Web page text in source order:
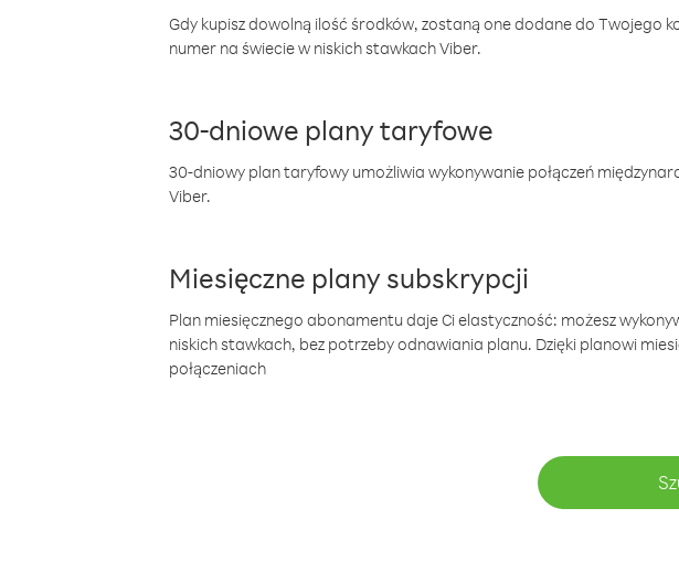
Gdy kupisz dowolną ilość środków, zostaną one dodane do Twojego
numer na świecie w niskich stawkach Viber.
30-dniowe plany taryfowe
30-dniowy plan taryfowy umożliwia wykonywanie połączeń
Viber.
Miesięczne plany subskrypcji
Plan miesięcznego abonamentu daje Ci elastyczność: możesz
niskich stawkach, bez potrzeby odnawiania planu. Dzięki planowi
połączeniach